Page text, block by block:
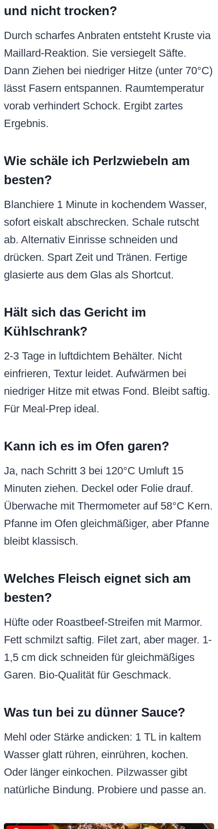
und nicht trocken?
Durch scharfes Anbraten entsteht Kruste via
Maillard-Reaktion. Sie versiegelt Säfte.
Dann Ziehen bei niedriger Hitze (unter 70°C)
lässt Fasern entspannen. Raumtemperatur
vorab verhindert Schock. Ergibt zartes
Ergebnis.
Wie schäle ich Perlzwiebeln am
besten?
Blanchiere 1 Minute in kochendem Wasser,
sofort eiskalt abschrecken. Schale rutscht
ab. Alternativ Einrisse schneiden und
drücken. Spart Zeit und Tränen. Fertige
glasierte aus dem Glas als Shortcut.
Hält sich das Gericht im
Kühlschrank?
2-3 Tage in luftdichtem Behälter. Nicht
einfrieren, Textur leidet. Aufwärmen bei
niedriger Hitze mit etwas Fond. Bleibt saftig.
Für Meal-Prep ideal.
Kann ich es im Ofen garen?
Ja, nach Schritt 3 bei 120°C Umluft 15
Minuten ziehen. Deckel oder Folie drauf.
Überwache mit Thermometer auf 58°C Kern.
Pfanne im Ofen gleichmäßiger, aber Pfanne
bleibt klassisch.
Welches Fleisch eignet sich am
besten?
Hüfte oder Roastbeef-Streifen mit Marmor.
Fett schmilzt saftig. Filet zart, aber mager. 1-
1,5 cm dick schneiden für gleichmäßiges
Garen. Bio-Qualität für Geschmack.
Was tun bei zu dünner Sauce?
Mehl oder Stärke andicken: 1 TL in kaltem
Wasser glatt rühren, einrühren, kochen.
Oder länger einkochen. Pilzwasser gibt
natürliche Bindung. Probiere und passe an.